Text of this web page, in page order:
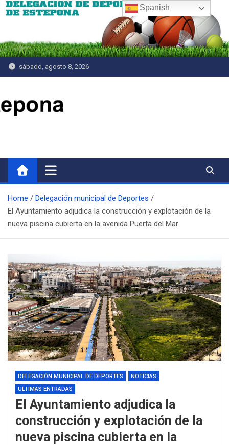
Saltar
sábado, agosto 8, 2026
Home
Delegación municipal de Deportes
El Ayuntamiento adjudica la construcción y explotación de la
nueva piscina cubierta en la avenida Puerta del Mar
DELEGACIÓN MUNICIPAL DE DEPORTES
NOTICIAS
ULTIMAS ENTRADAS
El Ayuntamiento adjudica la
construcción y explotación de la
nueva piscina cubierta en la
Spanish